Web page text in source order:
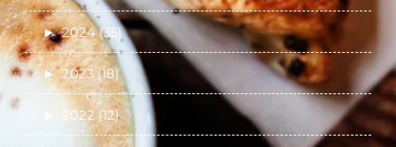
► 2024 (35)
► 2023 (18)
2022 (12)